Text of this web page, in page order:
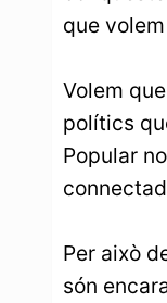
que
Volem
polítics
Popular
Per això
són